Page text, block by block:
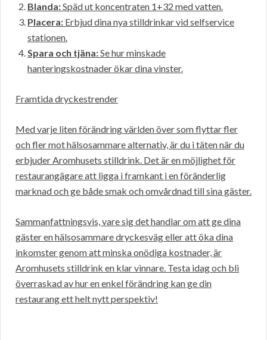
Blanda:Späd ut koncentraten 1+32 med vatten.
Placera: Erbjud dina nya stilldrinkar vid selfservice
stationen.
Spara och tjäna:Se hur minskade
hanteringskostnader ökar dina vinster.
Framtida dryckestrender
Med varje liten förändring världen över som flyttar fler
och fler mot hälsosammare alternativ, är du i täten när du
erbjuder Aromhusets stilldrink. Det är en möjlighet för
restaurangägare att ligga i framkant i en föränderlig
marknad och ge både smak och omvårdnad till sina gäster.
Sammanfattningsvis, vare sig det handlar om att ge dina
gäster en hälsosammare dryckesväg eller att öka dina
inkomster genom att minska onödiga kostnader, är
Aromhusets stilldrink en klar vinnare. Testa idag och bli
överraskad av hur en enkel förändring kan ge din
restaurang ett helt nytt perspektiv!